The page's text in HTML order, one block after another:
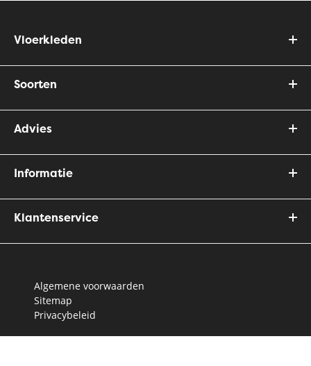
Vloerkleden
Soorten
Advies
Informatie
Klantenservice
Algemene voorwaarden
Sitemap
Privacybeleid